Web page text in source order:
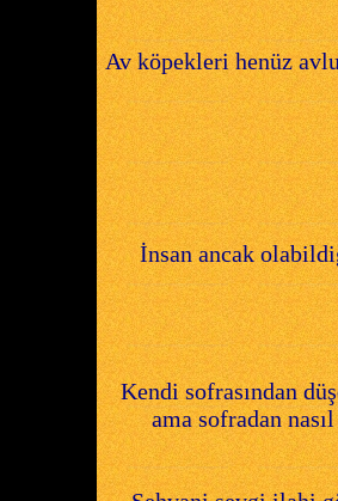
Av köpekleri henüz
İnsan ancak
Kendi sofrasından
ama sofradan